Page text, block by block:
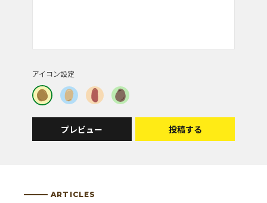
アイコン設定
プレビュー 投稿する
ARTICLES